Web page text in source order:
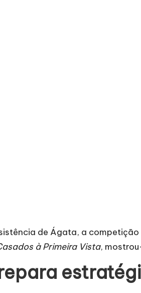
de Ágata, a
à Primeira Vista,